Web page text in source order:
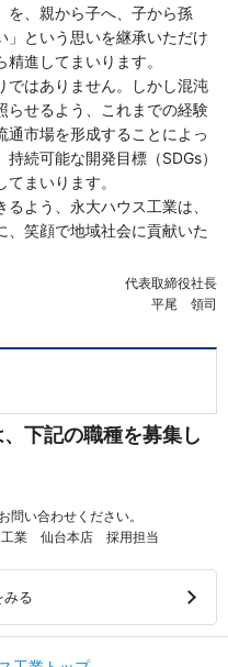
を、親から子へ、子から孫
」という思いを継承いただけ
進してまいります。
ではありません。しかし混沌
らせるよう、これまでの経験
通市場を形成することによっ
続可能な開発目標（SDGs）
まいります。
よう、永大ハウス工業は、
、笑顔で地域社会に貢献いた
代表取締役社長
平尾 領司
下記の職種を募集し
問い合わせください。
工業 仙台本店 採用担当
みる